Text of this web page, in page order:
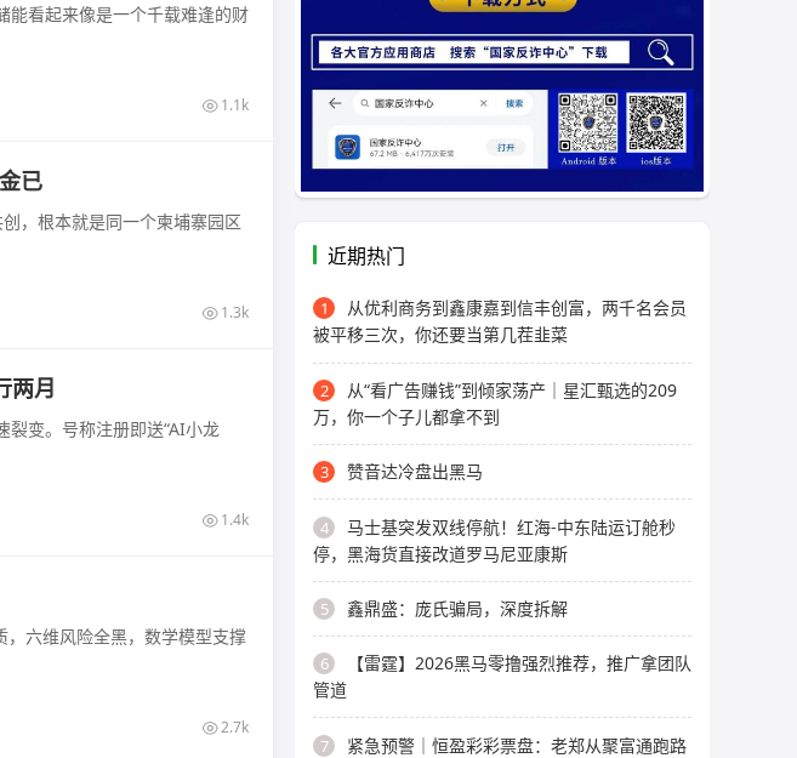
看起来像是一个千载难逢的财
1.1k
已
，根本就是同一个柬埔寨园区
1.3k
两月
变。号称注册即送“AI小龙
1.4k
六维风险全黑，数学模型支撑
2.7k
近期热门
1
从优利商务到鑫康嘉到信丰创富，两千名会员
被平移三次，你还要当第几茬韭菜
2
从“看广告赚钱”到倾家荡产｜星汇甄选的209
万，你一个子儿都拿不到
3 赞音达冷盘出黑马
4
马士基突发双线停航！红海-中东陆运订舱秒
停，黑海货直接改道罗马尼亚康斯
5 鑫鼎盛：庞氏骗局，深度拆解
6
【雷霆】2026黑马零撸强烈推荐，推广拿团队
管道
7
紧急预警｜恒盈彩彩票盘：老郑从聚富通跑路